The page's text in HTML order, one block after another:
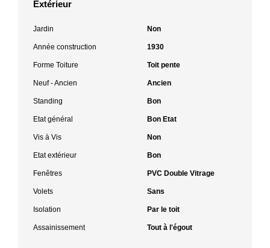
Extérieur
Jardin Non
Année construction 1930
Forme Toiture Toit pente
Neuf - Ancien Ancien
Standing Bon
Etat général Bon Etat
Vis à Vis Non
Etat extérieur Bon
Fenêtres PVC Double Vitrage
Volets Sans
Isolation Par le toit
Assainissement Tout à l'égout